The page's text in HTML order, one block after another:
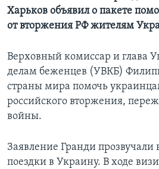
Харьков объявил о пакете
от вторжения РФ жителям
Верховный комиссар и глава
делам беженцев (УВКБ)
страны мира помочь
российского вторжения,
войны.
Заявление Гранди прозвучали
поездки в Украину. В ходе